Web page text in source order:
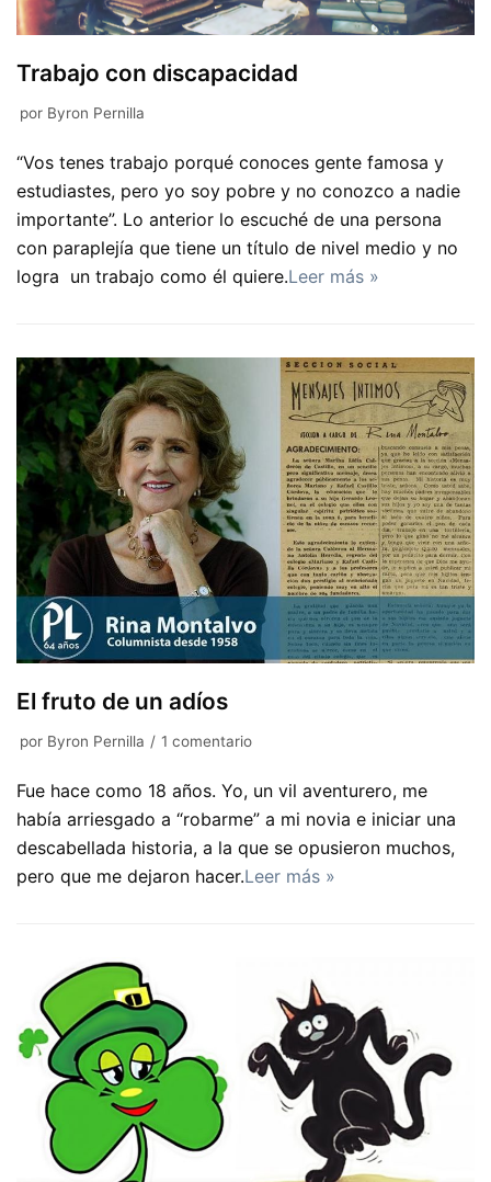
Trabajo con discapacidad
por Byron Pernilla
“Vos tenes trabajo porqué conoces gente famosa y
estudiastes, pero yo soy pobre y no conozco a nadie
importante”. Lo anterior lo escuché de una persona
con paraplejía que tiene un título de nivel medio y no
logra un trabajo como él quiere.Leer más »
El fruto de un adíos
por Byron Pernilla 1 comentario
Fue hace como 18 años. Yo, un vil aventurero, me
había arriesgado a “robarme” a mi novia e iniciar una
descabellada historia, a la que se opusieron muchos,
pero que me dejaron hacer.Leer más »